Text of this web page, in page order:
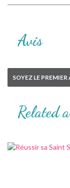
Avis
SOYEZ LE
Related